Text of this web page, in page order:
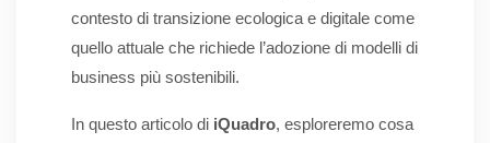
contesto di transizione ecologica e digitale come
quello attuale che richiede l’adozione di modelli di
business più sostenibili.
In questo articolo di iQuadro, esploreremo cosa